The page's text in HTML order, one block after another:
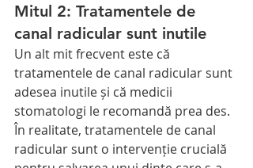
Mitul 2: Tratamentele de
canal radicular sunt inutile
Un alt mit frecvent este că
tratamentele de canal radicular sunt
adesea inutile și că medicii
stomatologi le recomandă prea des.
În realitate, tratamentele de canal
radicular sunt o intervenție crucială